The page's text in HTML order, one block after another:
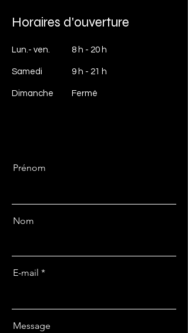
Horaires d'ouverture
Lun.- ven. 8 h - 20 h
Samedi ​9 h - 21 h
​Dimanche Fermé
Prénom
Nom
E-mail
Message